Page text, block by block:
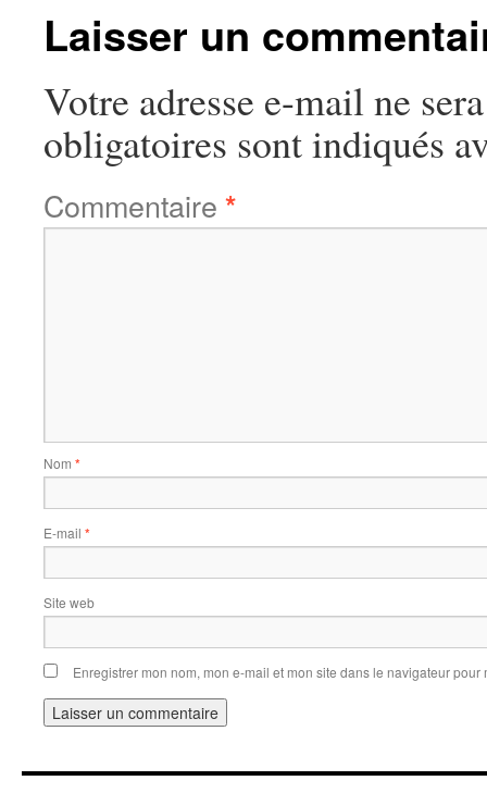
Laisser un
Votre adresse e-mail ne
obligatoires sont indiqués
Commentaire *
Nom *
E-mail *
Site web
Enregistrer mon nom, mon e-mail et mon site dans le navigateur